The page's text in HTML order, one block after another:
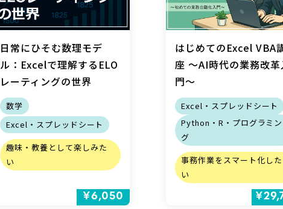
日常にひそむ数理モデ
ル：Excelで理解するELO
レーティングの世界
数学
Excel・スプレッドシート
趣味・教養として楽しみた
い
¥6,050
はじめてのExcel VBA
座 ～AI時代の業務改革
門～
Excel・スプレッドシート
Python・R・プログラミン
グ
事務作業をスマート化した
い